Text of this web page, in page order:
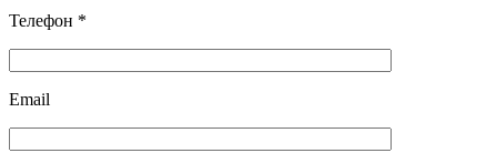
Телефон *
Email